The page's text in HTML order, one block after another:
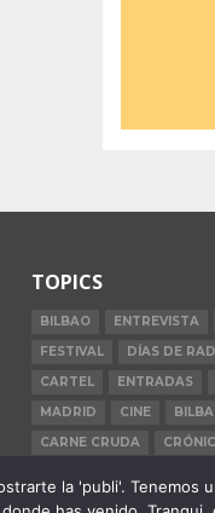
TOPICS
BILBAO ENTREVISTA
FESTIVAL
DÍAS DE
CARTEL
ENTRADAS
MADRID
CINE
CARNE CRUDA
la 'publi'. Tenemos